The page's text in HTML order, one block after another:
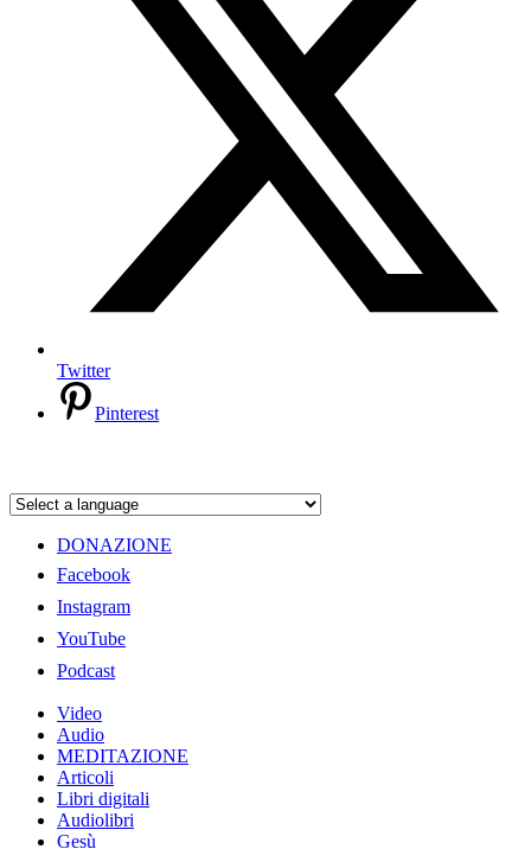
Twitter
Pinterest
DONAZIONE
Facebook
Instagram
YouTube
Podcast
Video
Audio
MEDITAZIONE
Articoli
Libri digitali
Audiolibri
Gesù